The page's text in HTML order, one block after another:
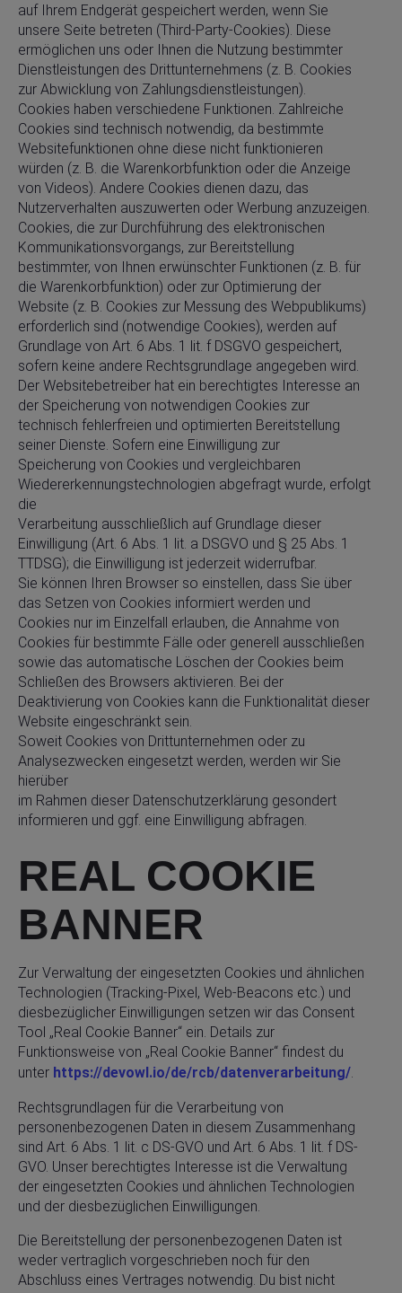
auf Ihrem Endgerät gespeichert werden, wenn Sie
unsere Seite betreten (Third-Party-Cookies). Diese
ermöglichen uns oder Ihnen die Nutzung bestimmter
Dienstleistungen des Drittunternehmens (z. B. Cookies
zur Abwicklung von Zahlungsdienstleistungen).
Cookies haben verschiedene Funktionen. Zahlreiche
Cookies sind technisch notwendig, da bestimmte
Websitefunktionen ohne diese nicht funktionieren
würden (z. B. die Warenkorbfunktion oder die Anzeige
von Videos). Andere Cookies dienen dazu, das
Nutzerverhalten auszuwerten oder Werbung anzuzeigen.
Cookies, die zur Durchführung des elektronischen
Kommunikationsvorgangs, zur Bereitstellung
bestimmter, von Ihnen erwünschter Funktionen (z. B. für
die Warenkorbfunktion) oder zur Optimierung der
Website (z. B. Cookies zur Messung des Webpublikums)
erforderlich sind (notwendige Cookies), werden auf
Grundlage von Art. 6 Abs. 1 lit. f DSGVO gespeichert,
sofern keine andere Rechtsgrundlage angegeben wird.
Der Websitebetreiber hat ein berechtigtes Interesse an
der Speicherung von notwendigen Cookies zur
technisch fehlerfreien und optimierten Bereitstellung
seiner Dienste. Sofern eine Einwilligung zur
Speicherung von Cookies und vergleichbaren
Wiedererkennungstechnologien abgefragt wurde, erfolgt
die
Verarbeitung ausschließlich auf Grundlage dieser
Einwilligung (Art. 6 Abs. 1 lit. a DSGVO und § 25 Abs. 1
TTDSG); die Einwilligung ist jederzeit widerrufbar.
Sie können Ihren Browser so einstellen, dass Sie über
das Setzen von Cookies informiert werden und
Cookies nur im Einzelfall erlauben, die Annahme von
Cookies für bestimmte Fälle oder generell ausschließen
sowie das automatische Löschen der Cookies beim
Schließen des Browsers aktivieren. Bei der
Deaktivierung von Cookies kann die Funktionalität dieser
Website eingeschränkt sein.
Soweit Cookies von Drittunternehmen oder zu
Analysezwecken eingesetzt werden, werden wir Sie
hierüber
im Rahmen dieser Datenschutzerklärung gesondert
informieren und ggf. eine Einwilligung abfragen.
REAL COOKIE
BANNER
Zur Verwaltung der eingesetzten Cookies und ähnlichen
Technologien (Tracking-Pixel, Web-Beacons etc.) und
diesbezüglicher Einwilligungen setzen wir das Consent
Tool „Real Cookie Banner“ ein. Details zur
Funktionsweise von „Real Cookie Banner“ findest du
unter https://devowl.io/de/rcb/datenverarbeitung/.
Rechtsgrundlagen für die Verarbeitung von
personenbezogenen Daten in diesem Zusammenhang
sind Art. 6 Abs. 1 lit. c DS-GVO und Art. 6 Abs. 1 lit. f DS-
GVO. Unser berechtigtes Interesse ist die Verwaltung
der eingesetzten Cookies und ähnlichen Technologien
und der diesbezüglichen Einwilligungen.
Die Bereitstellung der personenbezogenen Daten ist
weder vertraglich vorgeschrieben noch für den
Abschluss eines Vertrages notwendig. Du bist nicht